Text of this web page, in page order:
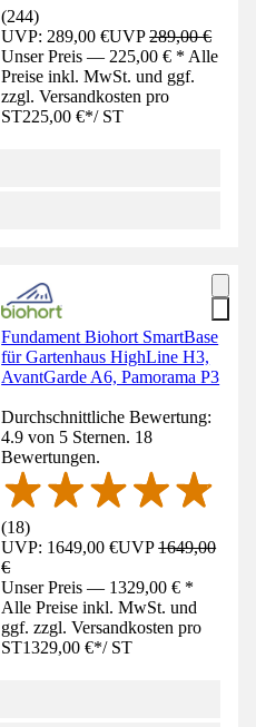
(244)
UVP: 289,00 €UVP289,00 €
Unser Preis — 225,00 € * Alle
Preise inkl. MwSt. und ggf.
zzgl. Versandkosten pro
ST225,00 €*/ ST
Fundament Biohort SmartBase
für Gartenhaus HighLine H3,
AvantGarde A6, Pamorama P3
Durchschnittliche Bewertung:
4.9 von 5 Sternen. 18
Bewertungen.
(18)
UVP: 1649,00 €UVP1649,00
€
Unser Preis — 1329,00 € *
Alle Preise inkl. MwSt. und
ggf. zzgl. Versandkosten pro
ST1329,00 €*/ ST